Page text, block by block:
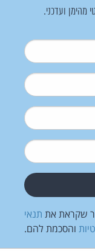
מהימן ועדכני.
שקראת את תנאי
והסכמת להם.